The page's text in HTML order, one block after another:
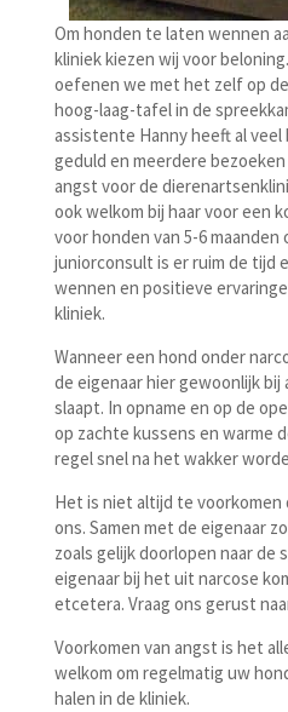
Om honden te laten wennen
kliniek kiezen wij voor
oefenen we met het zelf op
hoog-laag-tafel in de
assistente Hanny heeft al
geduld en meerdere
angst voor de
ook welkom bij haar voor een
voor honden van 5-6 maanden
juniorconsult is er ruim de tijd
wennen en positieve
kliniek.
Wanneer een hond onder
de eigenaar hier gewoonlijk
slaapt. In opname en op de
op zachte kussens en warme
regel snel na het wakker
Het is niet altijd te voorkomen
ons. Samen met de eigenaar
zoals gelijk doorlopen naar de
eigenaar bij het uit narcose
etcetera. Vraag ons gerust
Voorkomen van angst is het
welkom om regelmatig uw
halen in de kliniek.